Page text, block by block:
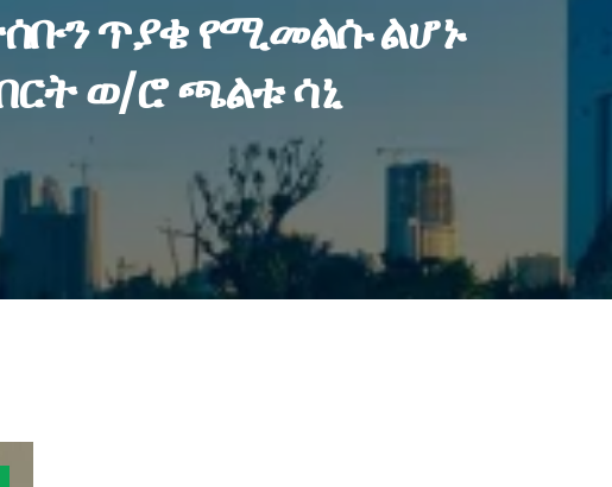
ጥያቄ የሚመልሱ ልሆኑ
ወ/ሮ ጫልቱ ሳኒ